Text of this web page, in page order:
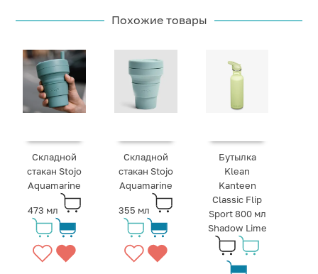
Похожие товары
Складной
стакан Stojo
Aquamarine
473 мл
Складной
стакан Stojo
Aquamarine
355 мл
Бутылка
Klean
Kanteen
Classic Flip
Sport 800 мл
Shadow Lime